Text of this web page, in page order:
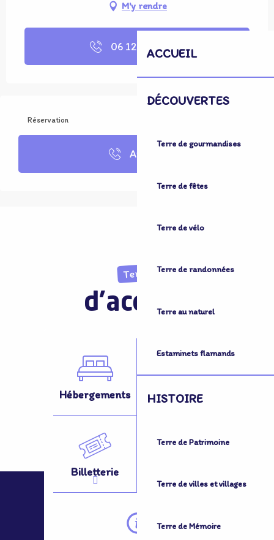
ACCUEIL
DÉCOUVERTES
Terre de gourmandises
Terre de fêtes
Terre de vélo
Terre de randonnées
Terre au naturel
Estaminets flamands
HISTOIRE
Terre de Patrimoine
Terre de villes et villages
Terre de Mémoire
M'y rendre
06 12 91 71▒▒
Réservation
Appeler
Terre
d'accueil
Hébergements Activités
Billetterie